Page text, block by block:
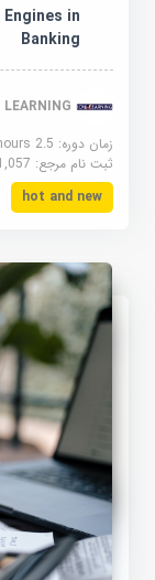
Engines in
Banking
ICMI LEARNING
زمان دوره: 2.5 hours
ثبت نام مرجع:1,057
hot and new